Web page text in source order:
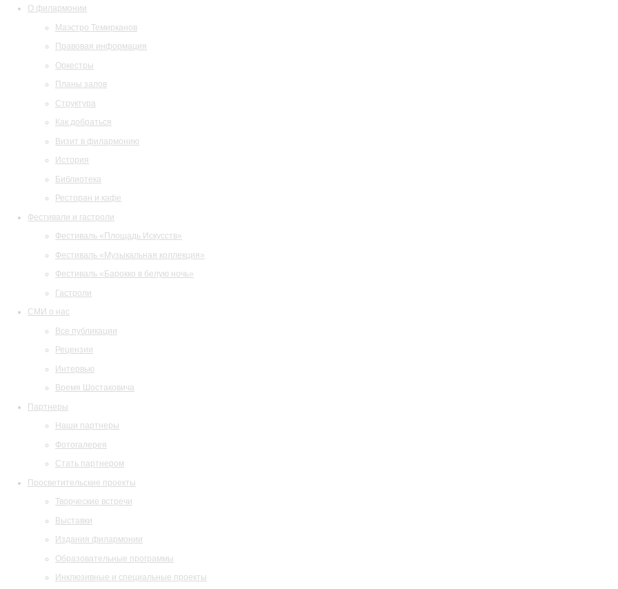
О филармонии
Маэстро Темирканов
Правовая информация
Оркестры
Планы залов
Структура
Как добраться
Визит в филармонию
История
Библиотека
Ресторан и кафе
Фестивали и гастроли
Фестиваль «Площадь Искусств»
Фестиваль «Музыкальная коллекция»
Фестиваль «Барокко в белую ночь»
Гастроли
СМИ о нас
Все публикации
Рецензии
Интервью
Время Шостаковича
Партнеры
Наши партнеры
Фотогалерея
Стать партнером
Просветительские проекты
Творческие встречи
Выставки
Издания филармонии
Образовательные программы
Инклюзивные и специальные проекты